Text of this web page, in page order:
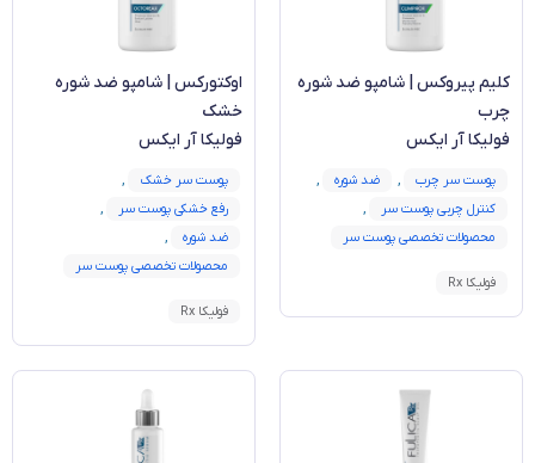
کلیم پیروکس | شامپو ضد شوره
چرب
فولیکا آر ایکس
پوست سر چرب , ضد شوره
,
کنترل چربی پوست سر
,
محصولات تخصصی پوست سر
فولیکا Rx
اوکتورکس | شامپو ضد شوره
خشک
فولیکا آر ایکس
پوست سر خشک
,
رفع خشکی پوست سر
,
ضد شوره
,
محصولات تخصصی پوست سر
فولیکا Rx